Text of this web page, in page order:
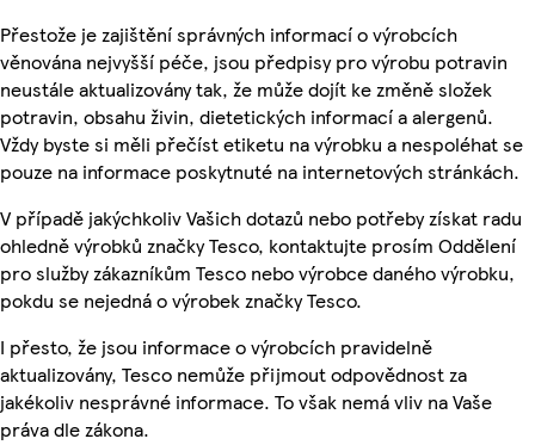
Přestože je zajištění správných informací o výrobcích
věnována nejvyšší péče, jsou předpisy pro výrobu potravin
neustále aktualizovány tak, že může dojít ke změně složek
potravin, obsahu živin, dietetických informací a alergenů.
Vždy byste si měli přečíst etiketu na výrobku a nespoléhat se
pouze na informace poskytnuté na internetových stránkách.
V případě jakýchkoliv Vašich dotazů nebo potřeby získat radu
ohledně výrobků značky Tesco, kontaktujte prosím Oddělení
pro služby zákazníkům Tesco nebo výrobce daného výrobku,
pokdu se nejedná o výrobek značky Tesco.
I přesto, že jsou informace o výrobcích pravidelně
aktualizovány, Tesco nemůže přijmout odpovědnost za
jakékoliv nesprávné informace. To však nemá vliv na Vaše
práva dle zákona.